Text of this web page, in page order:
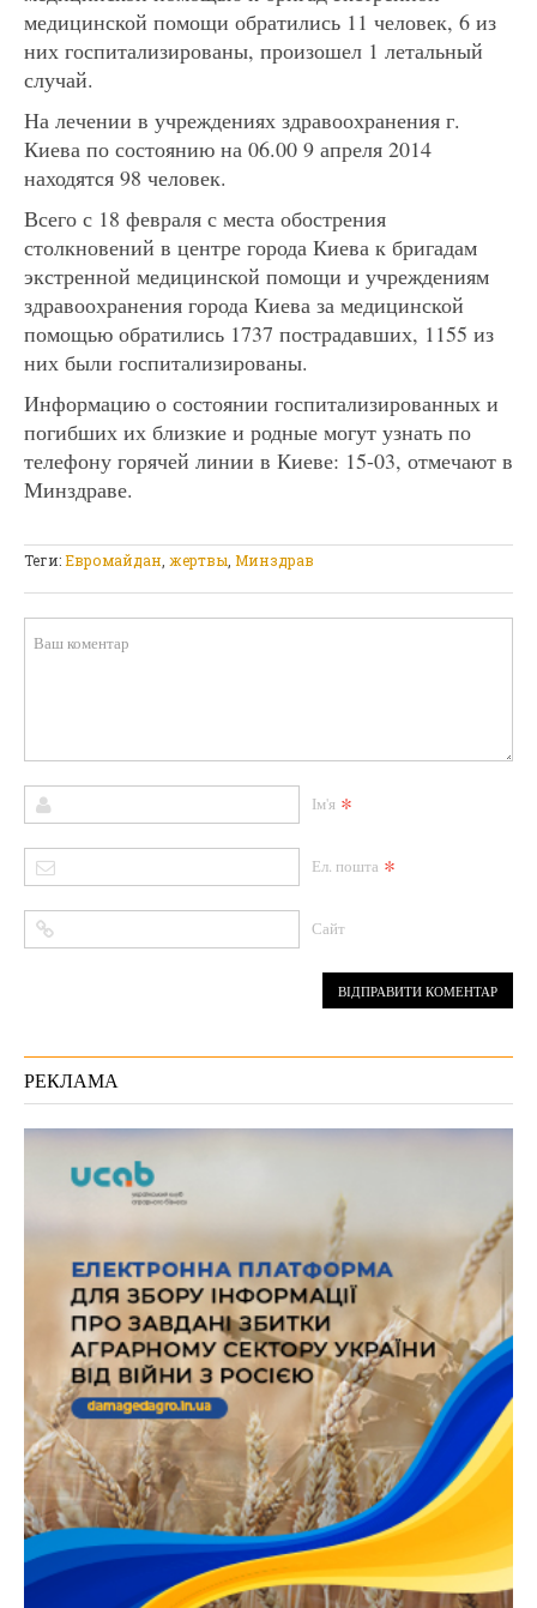
медицинской помощи обратились 11 человек, 6 из
них госпитализированы, произошел 1 летальный
случай.
На лечении в учреждениях здравоохранения г.
Киева по состоянию на 06.00 9 апреля 2014
находятся 98 человек.
Всего с 18 февраля с места обострения
столкновений в центре города Киева к бригадам
экстренной медицинской помощи и учреждениям
здравоохранения города Киева за медицинской
помощью обратились 1737 пострадавших, 1155 из
них были госпитализированы.
Информацию о состоянии госпитализированных и
погибших их близкие и родные могут узнать по
телефону горячей линии в Киеве: 15-03, отмечают в
Минздраве.
Теги:Евромайдан жертвы Минздрав
Ім'я *
Ел. пошта *
Сайт
РЕКЛАМА